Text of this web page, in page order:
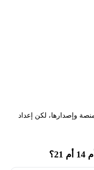
وإصدارها، لكن إعداد